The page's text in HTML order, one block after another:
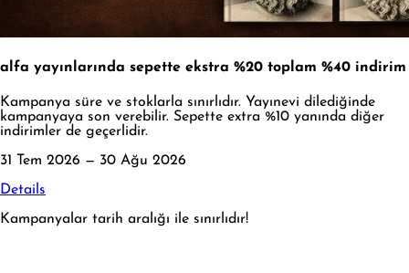
alfa yayınlarında sepette ekstra %20 toplam %40 indirim
Kampanya süre ve stoklarla sınırlıdır. Yayınevi dilediğinde
kampanyaya son verebilir. Sepette extra %10 yanında diğer
indirimler de geçerlidir.
31 Tem 2026 — 30 Ağu 2026
Details
Kampanyalar tarih aralığı ile sınırlıdır!